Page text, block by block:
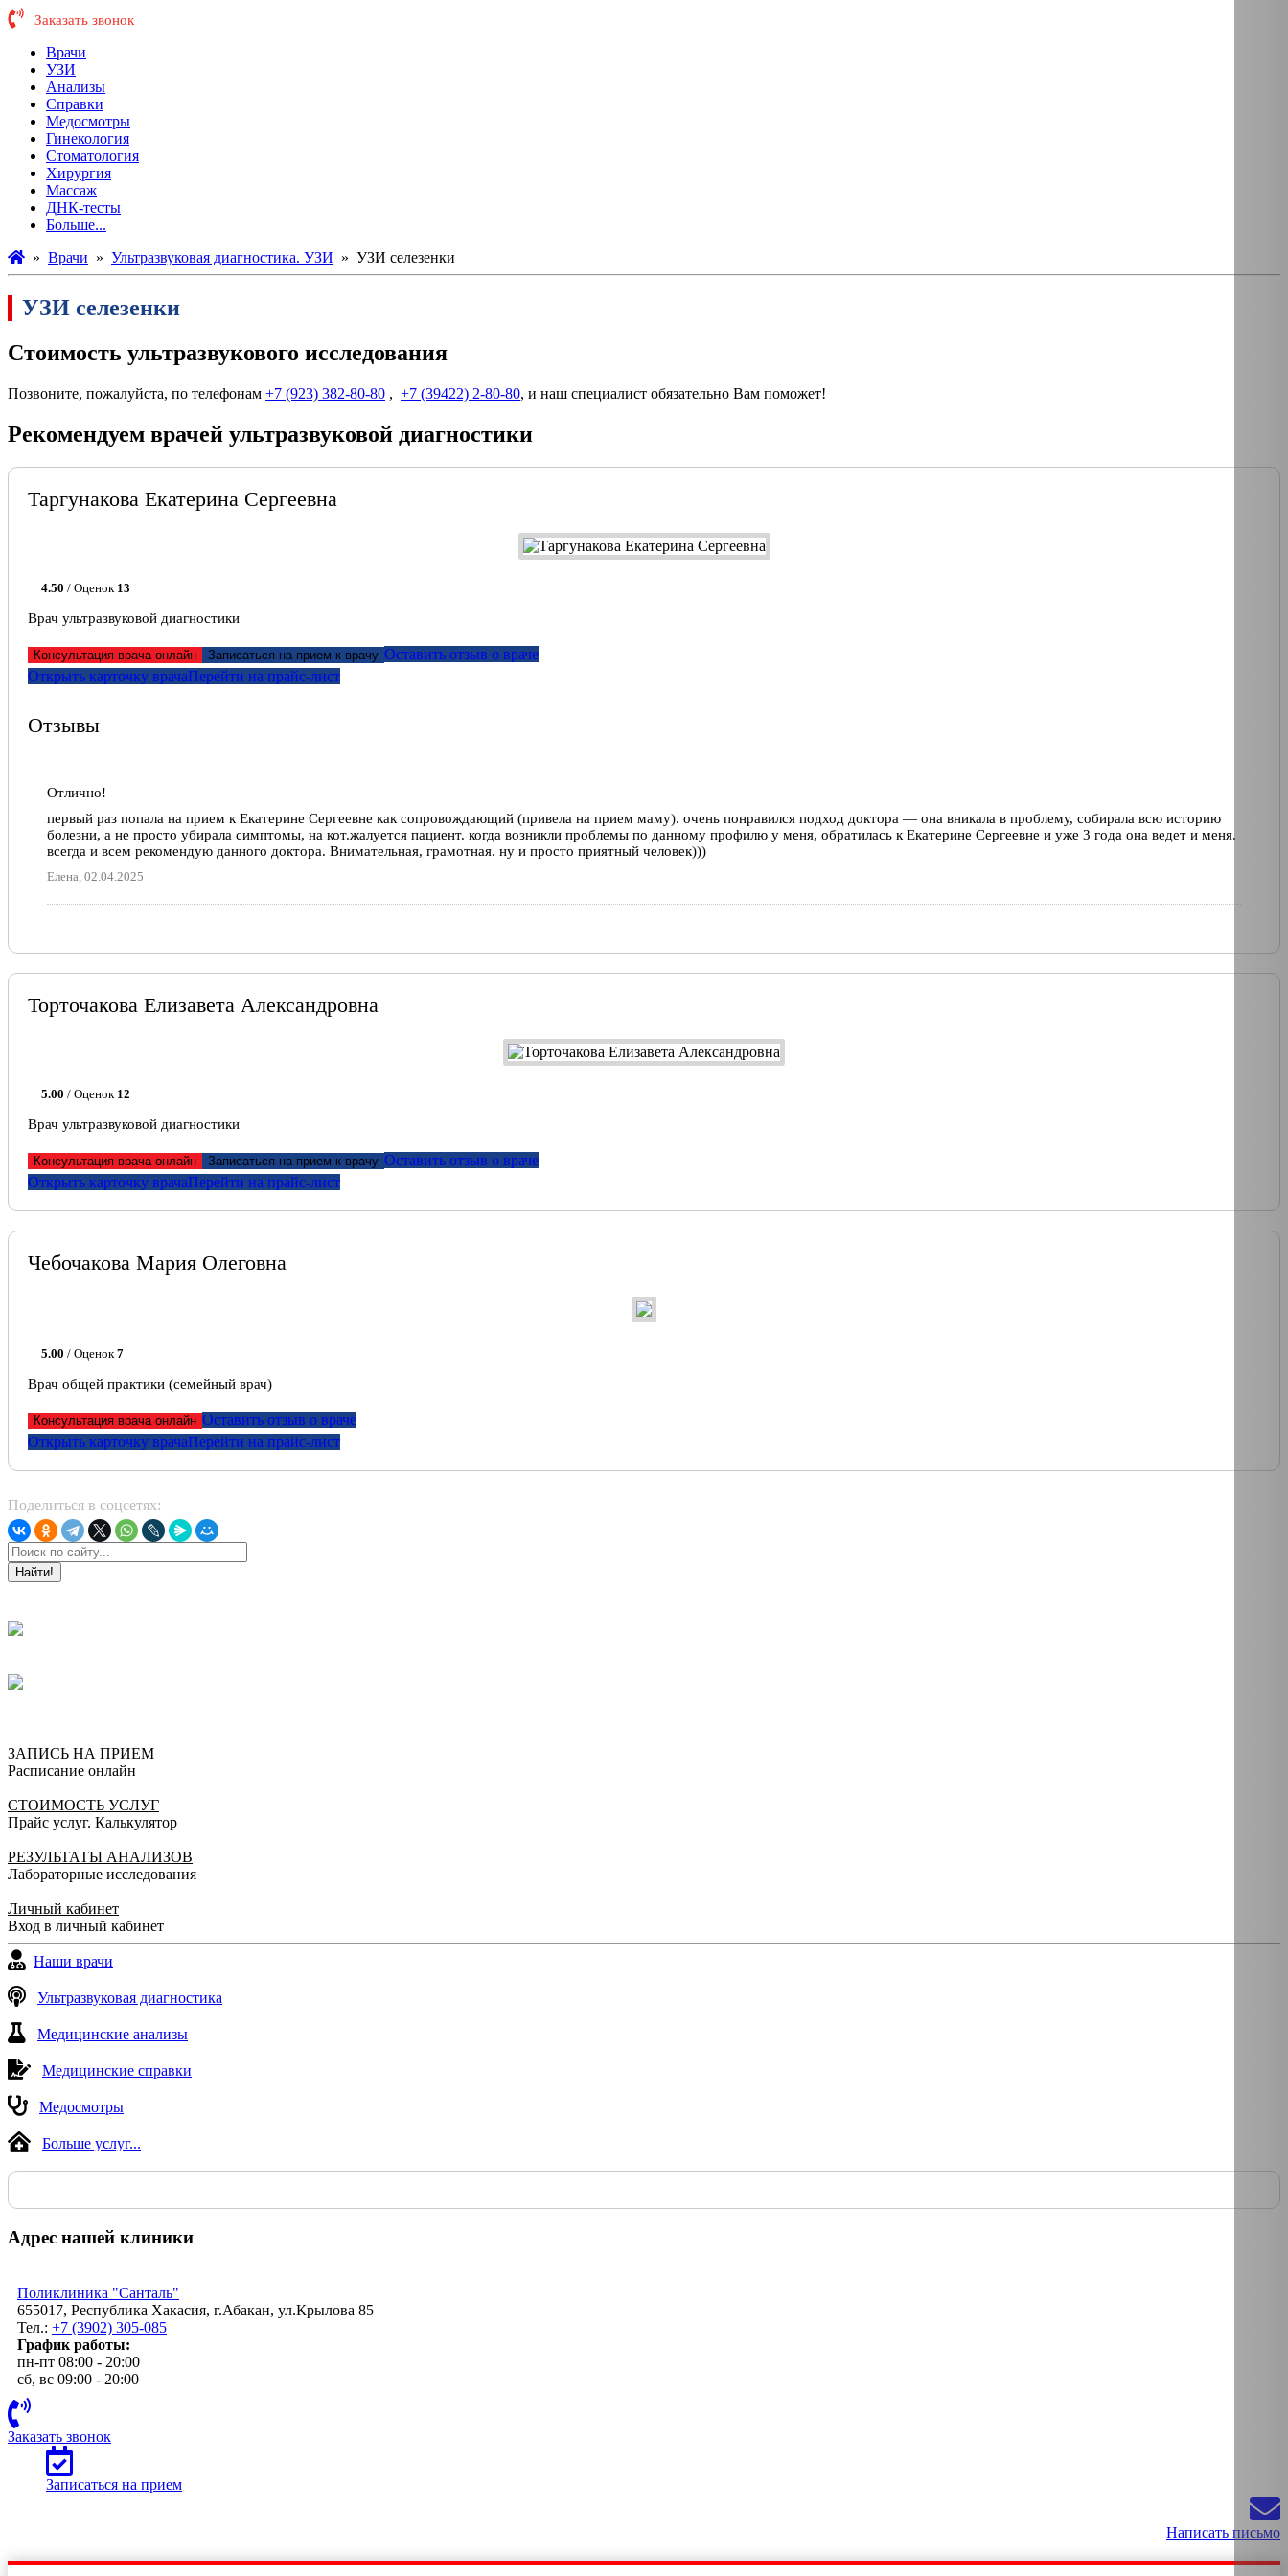
Заказать звонок
Врачи
УЗИ
Анализы
Справки
Медосмотры
Гинекология
Стоматология
Хирургия
Массаж
ДНК-тесты
Больше...
» Врачи » Ультразвуковая диагностика. УЗИ » УЗИ селезенки
УЗИ селезенки
Стоимость ультразвукового исследования
Позвоните, пожалуйста, по телефонам +7 (923) 382-80-80 , +7 (39422) 2-80-80, и наш специалист обязательно Вам поможет!
Рекомендуем врачей ультразвуковой диагностики
Таргунакова Екатерина Сергеевна
4.50 / Оценок 13
Врач ультразвуковой диагностики
Консультация врача онлайн Записаться на прием к врачу Оставить отзыв о враче
Открыть карточку врачаПерейти на прайс-лист
Отзывы
Отлично!
первый раз попала на прием к Екатерине Сергеевне как сопровождающий (привела на прием маму). очень понравился подход доктора — она вникала в проблему, собирала всю историю
болезни, а не просто убирала симптомы, на кот.жалуется пациент. когда возникли проблемы по данному профилю у меня, обратилась к Екатерине Сергеевне и уже 3 года она ведет и меня.
всегда и всем рекомендую данного доктора. Внимательная, грамотная. ну и просто приятный человек)))
Елена, 02.04.2025
Торточакова Елизавета Александровна
5.00 / Оценок 12
Врач ультразвуковой диагностики
Консультация врача онлайн Записаться на прием к врачу Оставить отзыв о враче
Открыть карточку врачаПерейти на прайс-лист
Чебочакова Мария Олеговна
5.00 / Оценок7
Врач общей практики (семейный врач)
Консультация врача онлайн Оставить отзыв о враче
Открыть карточку врачаПерейти на прайс-лист
Поделиться в соцсетях:
Найти!
ЗАПИСЬ НА ПРИЕМ
Расписание онлайн
СТОИМОСТЬ УСЛУГ
Прайс услуг. Калькулятор
РЕЗУЛЬТАТЫ АНАЛИЗОВ
Лабораторные исследования
Личный кабинет
Вход в личный кабинет
Наши врачи
Ультразвуковая диагностика
Медицинские анализы
Медицинские справки
Медосмотры
Больше услуг...
Адрес нашей клиники
Поликлиника "Санталь"
655017, Республика Хакасия, г.Абакан, ул.Крылова 85
Тел.: +7 (3902) 305-085
График работы:
пн-пт 08:00 - 20:00
сб, вс 09:00 - 20:00
Заказать звонок
Записаться на прием
Написать письмо